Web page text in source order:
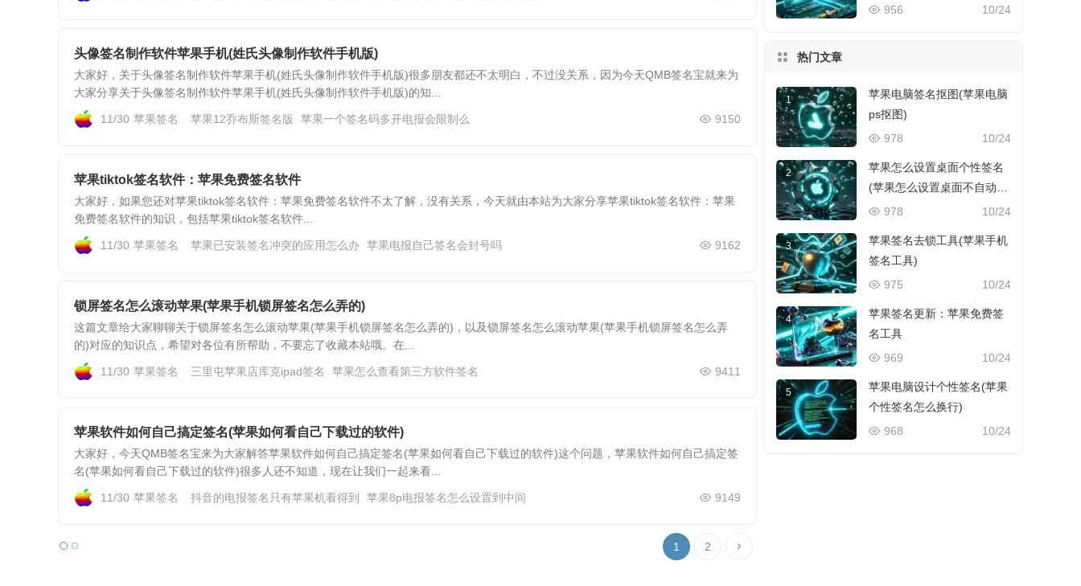
头像签名制作软件苹果手机(姓氏头像制作软件手机版)
大家好，关于头像签名制作软件苹果手机(姓氏头像制作软件手机版)很多朋友都还不太明白，不过没关系，因为今天QMB签名宝就来为
大家分享关于头像签名制作软件苹果手机(姓氏头像制作软件手机版)的知...
11/30 苹果签名 9150
苹果12乔布斯签名版 苹果一个签名码多开电报会限制么
苹果tiktok签名软件：苹果免费签名软件
大家好，如果您还对苹果tiktok签名软件：苹果免费签名软件不太了解，没有关系，今天就由本站为大家分享苹果tiktok签名软件：苹果
免费签名软件的知识，包括苹果tiktok签名软件...
11/30 苹果签名 9162
苹果已安装签名冲突的应用怎么办 苹果电报自己签名会封号吗
锁屏签名怎么滚动苹果(苹果手机锁屏签名怎么弄的)
这篇文章给大家聊聊关于锁屏签名怎么滚动苹果(苹果手机锁屏签名怎么弄的)，以及锁屏签名怎么滚动苹果(苹果手机锁屏签名怎么弄
的)对应的知识点，希望对各位有所帮助，不要忘了收藏本站哦。在...
11/30 苹果签名 9411
三里屯苹果店库克ipad签名 苹果怎么查看第三方软件签名
苹果软件如何自己搞定签名(苹果如何看自己下载过的软件)
大家好，今天QMB签名宝来为大家解答苹果软件如何自己搞定签名(苹果如何看自己下载过的软件)这个问题，苹果软件如何自己搞定签
名(苹果如何看自己下载过的软件)很多人还不知道，现在让我们一起来看...
11/30 苹果签名 9149
抖音的电报签名只有苹果机看得到 苹果8p电报签名怎么设置到中间
1 2
10/24
956
热门文章
1
苹果电脑签名抠图(苹果电脑
ps抠图)
10/24
978
2
苹果怎么设置桌面个性签名
(苹果怎么设置桌面不自动排
列)
10/24
978
3
苹果签名去锁工具(苹果手机
签名工具)
10/24
975
4
苹果签名更新：苹果免费签
名工具
10/24
969
5
苹果电脑设计个性签名(苹果
个性签名怎么换行)
10/24
968